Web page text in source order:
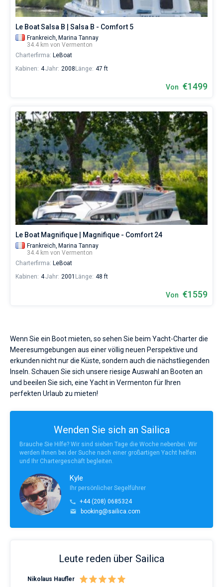
Le Boat Salsa B | Salsa B - Comfort 5
Frankreich, Marina Tannay
34.4 km von Vermenton
Charterfirma: LeBoat
Kabinen: 4Jahr: 2008 Länge: 47 ft
Von €1499
Le Boat Magnifique | Magnifique - Comfort 24
Frankreich, Marina Tannay
34.4 km von Vermenton
Charterfirma: LeBoat
Kabinen: 4Jahr: 2001 Länge: 48 ft
Von €1559
Wenn Sie ein Boot mieten, so sehen Sie beim Yacht-Charter die
Meeresumgebungen aus einer völlig neuen Perspektive und
erkunden nicht nur die Küste, sondern auch die nächstliegenden
Inseln. Schauen Sie sich unsere riesige Auswahl an Booten an
und beeilen Sie sich, eine Yacht in Vermenton für Ihren
perfekten Urlaub zu mieten!
Wenden Sie sich an Sailica
Brauche Sie Hilfe? Wir sind sieben Tage die Woche nebenbei. Wir
werden Ihnen bei der Suche nach einer großartigen Yacht helfen
und Ihr Chartergeschäft begleiten.
Kyle
Ihr persönlicher Segelführer
+44 (208) 0685324
booking@sailica.com
Leute reden über Sailica
Nikolaus Haufler